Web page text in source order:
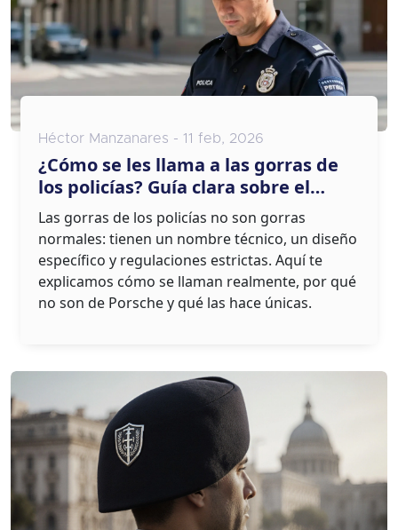
Héctor Manzanares - 11 feb, 2026
¿Cómo se les llama a las gorras de
los policías? Guía clara sobre el
headwear oficial
Las gorras de los policías no son gorras
normales: tienen un nombre técnico, un diseño
específico y regulaciones estrictas. Aquí te
explicamos cómo se llaman realmente, por qué
no son de Porsche y qué las hace únicas.